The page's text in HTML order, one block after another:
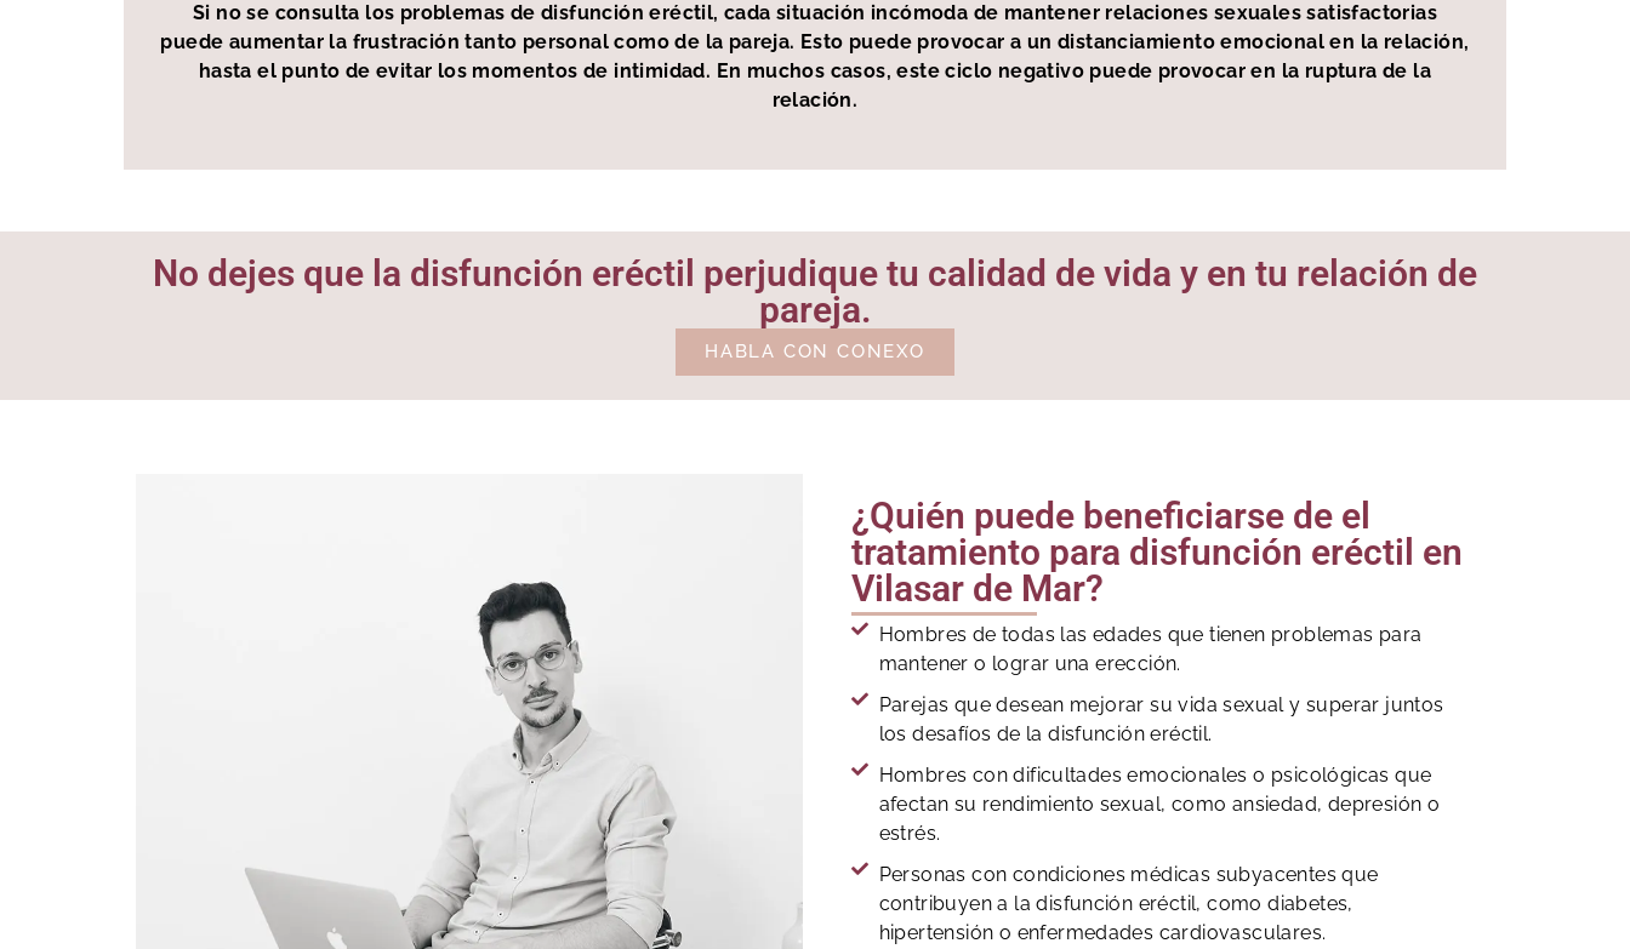
Si no se consulta los problemas de disfunción eréctil, cada situación incómoda de mantener relaciones sexuales satisfactorias
puede aumentar la frustración tanto personal como de la pareja. Esto puede provocar a un distanciamiento emocional en la relación,
hasta el punto de evitar los momentos de intimidad. En muchos casos, este ciclo negativo puede provocar en la ruptura de la
relación.
No dejes que la disfunción eréctil perjudique tu calidad de vida y en tu relación de
pareja.
HABLA CON CONEXO
¿Quién puede beneficiarse de el
tratamiento para disfunción eréctil en
Vilasar de Mar?
Hombres de todas las edades que tienen problemas para
mantener o lograr una erección.
Parejas que desean mejorar su vida sexual y superar juntos
los desafíos de la disfunción eréctil.
Hombres con dificultades emocionales o psicológicas que
afectan su rendimiento sexual, como ansiedad, depresión o
estrés.
Personas con condiciones médicas subyacentes que
contribuyen a la disfunción eréctil, como diabetes,
hipertensión o enfermedades cardiovasculares.